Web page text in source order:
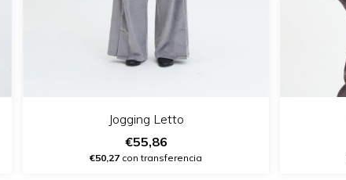
Jogging Letto
€55,86
€50,27 con transferencia